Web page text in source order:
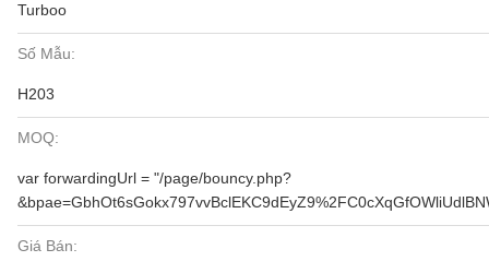
Turboo
Số Mẫu:
H203
MOQ:
var forwardingUrl = "/page/bouncy.php?
Giá Bán: